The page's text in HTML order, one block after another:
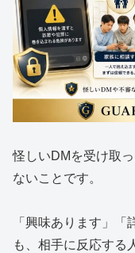
怪しいDMを受け取
ないことです。
「興味あります」
も、相手に反応する